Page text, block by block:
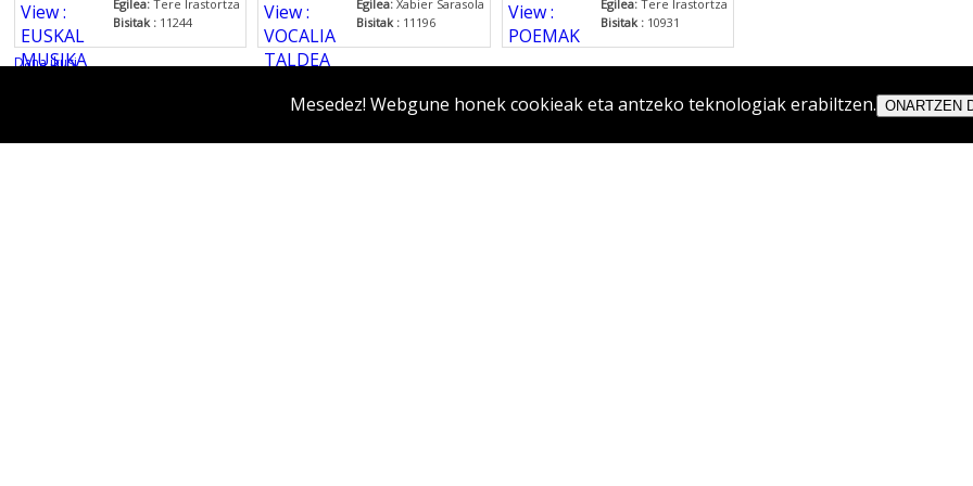
Egilea: Tere Irastortza
Bisitak : 11244
Egilea: Xabier Sarasola
Bisitak : 11196
Egilea: Tere Irastortza
Bisitak : 10931
Dana ikusi
Mesedez! Webgune honek cookieak eta antzeko teknologiak erabiltzen. ONARTZEN